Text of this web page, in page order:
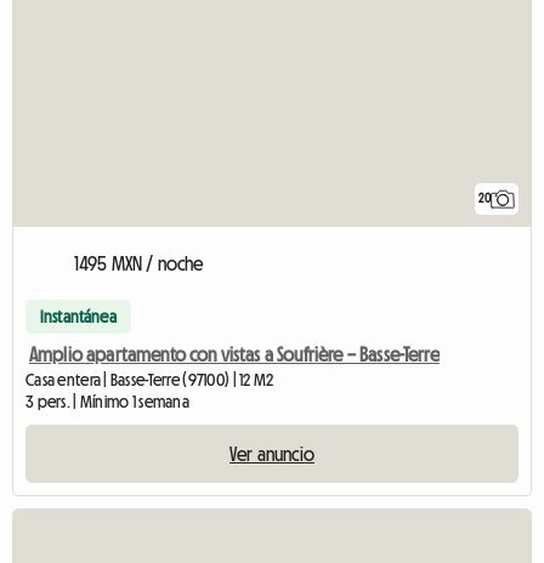
20
1495 MXN / noche
Instantánea
Amplio apartamento con vistas a Soufrière – Basse-Terre
Casa entera | Basse-Terre (97100) | 12 M2
3 pers. | Mínimo 1 semana
Ver anuncio